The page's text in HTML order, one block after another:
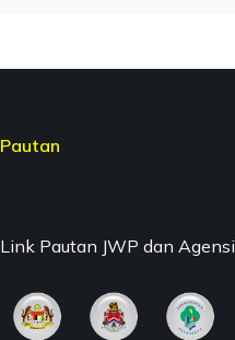
Pautan
Link Pautan JWP dan Agensi